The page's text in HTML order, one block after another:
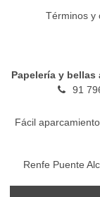
Términos y
Papelería y bellas
91
Fácil
Renfe Puente